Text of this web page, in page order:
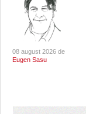
08 august 2026 de
Eugen Sasu